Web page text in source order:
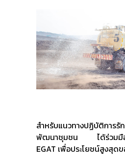
สำหรับแนวทางปฏิบัติการรั
พัฒนาชุมชน ได้ร่วมมืออ
EGAT เพื่อประโยชน์สูงสุด